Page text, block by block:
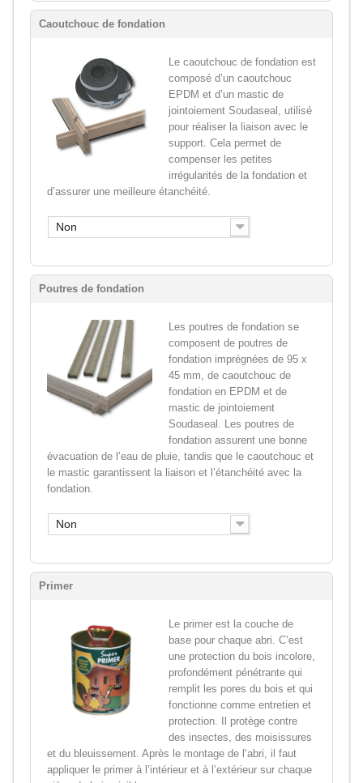
Caoutchouc de fondation
Le caoutchouc de fondation est
composé d’un caoutchouc
EPDM et d’un mastic de
jointoiement Soudaseal, utilisé
pour réaliser la liaison avec le
support. Cela permet de
compenser les petites
irrégularités de la fondation et
d’assurer une meilleure étanchéité.
Non
Poutres de fondation
Les poutres de fondation se
composent de poutres de
fondation imprégnées de 95 x
45 mm, de caoutchouc de
fondation en EPDM et de
mastic de jointoiement
Soudaseal. Les poutres de
fondation assurent une bonne
évacuation de l’eau de pluie, tandis que le caoutchouc et
le mastic garantissent la liaison et l’étanchéité avec la
fondation.
Non
Primer
Le primer est la couche de
base pour chaque abri. C’est
une protection du bois incolore,
profondément pénétrante qui
remplit les pores du bois et qui
fonctionne comme entretien et
protection. Il protège contre
des insectes, des moisissures
et du bleuissement. Après le montage de l’abri, il faut
appliquer le primer à l’intérieur et à l’extérieur sur chaque